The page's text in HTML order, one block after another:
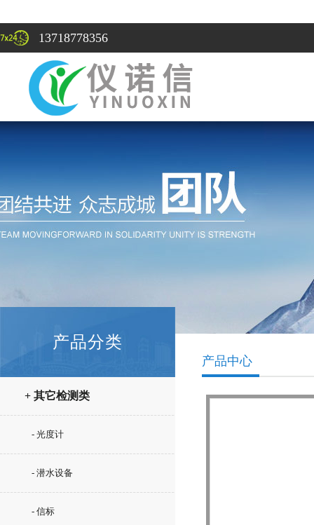
13718778356
产品分类
+ 其它检测类
- 光度计
- 潜水设备
- 信标
产品中心